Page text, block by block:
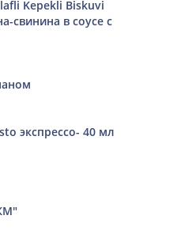
Kepekli Biskuvi
свинина в соусе с
экспрессо- 40 мл